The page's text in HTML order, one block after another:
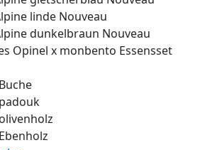
linde Nouveau
dunkelbraun Nouveau
Opinel x monbento Essensset